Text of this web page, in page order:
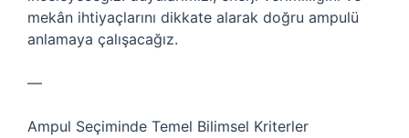
mekân ihtiyaçlarını dikkate alarak doğru ampulü
anlamaya çalışacağız.
—
Ampul Seçiminde Temel Bilimsel Kriterler